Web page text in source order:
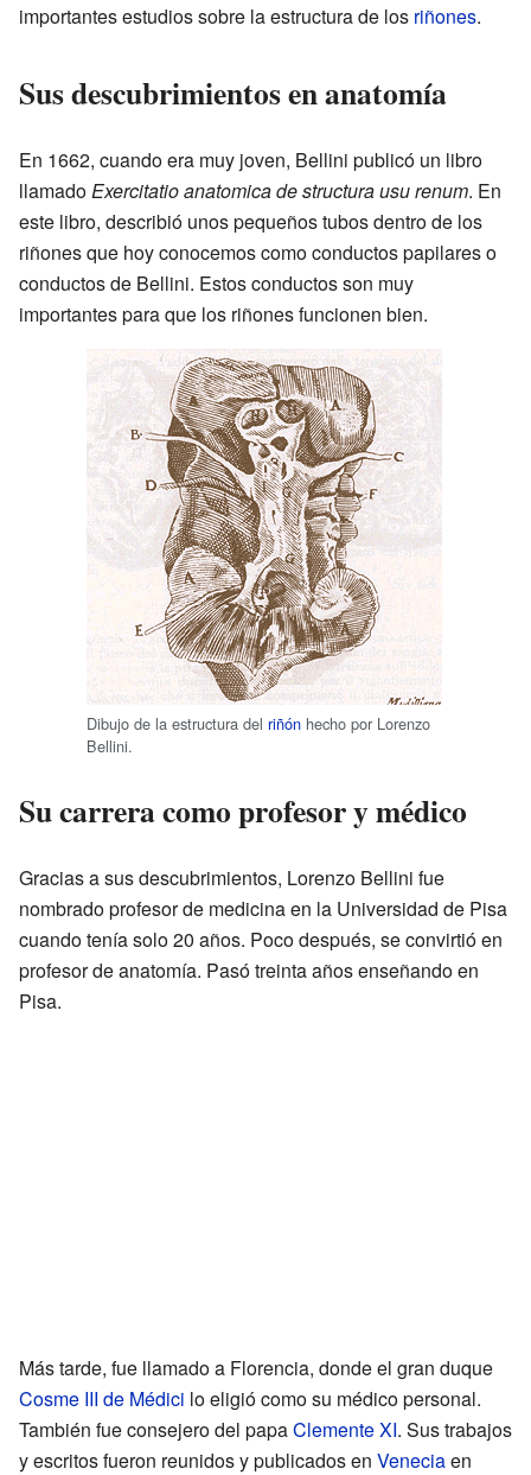
importantes estudios sobre la estructura de los riñones.
Sus descubrimientos en anatomía
En 1662, cuando era muy joven, Bellini publicó un libro
llamadoExercitatio anatomica de structura usu renum. En
este libro, describió unos pequeños tubos dentro de los
riñones que hoy conocemos como conductos papilares o
conductos de Bellini. Estos conductos son muy
importantes para que los riñones funcionen bien.
Dibujo de la estructura del riñón hecho por Lorenzo
Bellini.
Su carrera como profesor y médico
Gracias a sus descubrimientos, Lorenzo Bellini fue
nombrado profesor de medicina en la Universidad de Pisa
cuando tenía solo 20 años. Poco después, se convirtió en
profesor de anatomía. Pasó treinta años enseñando en
Pisa.
Más tarde, fue llamado a Florencia, donde el gran duque
Cosme III de Médici lo eligió como su médico personal.
También fue consejero del papaClemente XI. Sus trabajos
y escritos fueron reunidos y publicados en Veneciaen